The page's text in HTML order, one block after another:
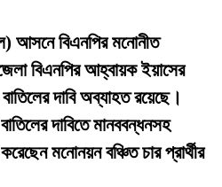
আসনে বিএনপির মনোনীত
বিএনপির আহ্বায়ক ইয়াসের
দাবি অব্যাহত রয়েছে।
দাবিতে মানববন্ধনসহ
মনোনয়ন বঞ্চিত চার প্রার্থীর